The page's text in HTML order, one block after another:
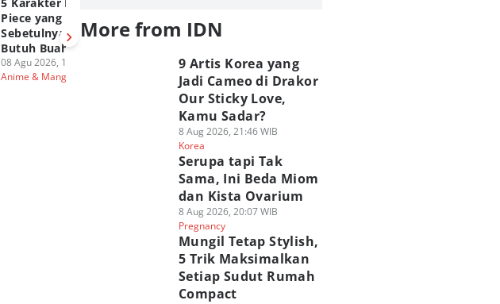
Piece yang
Sebetulnya Tidak
Butuh Buah Iblis
08 Agu 2026, 13:00 WIB
Anime & Manga
Terkuat Bawahan
08 Agu 2026, 11:00 WIB
Anime & Manga
08 Agu 2026, 09:00 WIB
Anime & Manga
More from IDN
9 Artis Korea yang
Jadi Cameo di Drakor
Our Sticky Love,
Kamu Sadar?
8 Aug 2026, 21:46 WIB
Korea
Serupa tapi Tak
Sama, Ini Beda Miom
dan Kista Ovarium
8 Aug 2026, 20:07 WIB
Pregnancy
Mungil Tetap Stylish,
5 Trik Maksimalkan
Setiap Sudut Rumah
Compact